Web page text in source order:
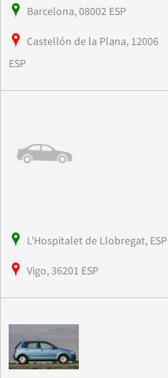
Barcelona, 08002 ESP
Castellón de la Plana, 12006
ESP
L'Hospitalet de Llobregat, ESP
Vigo, 36201 ESP